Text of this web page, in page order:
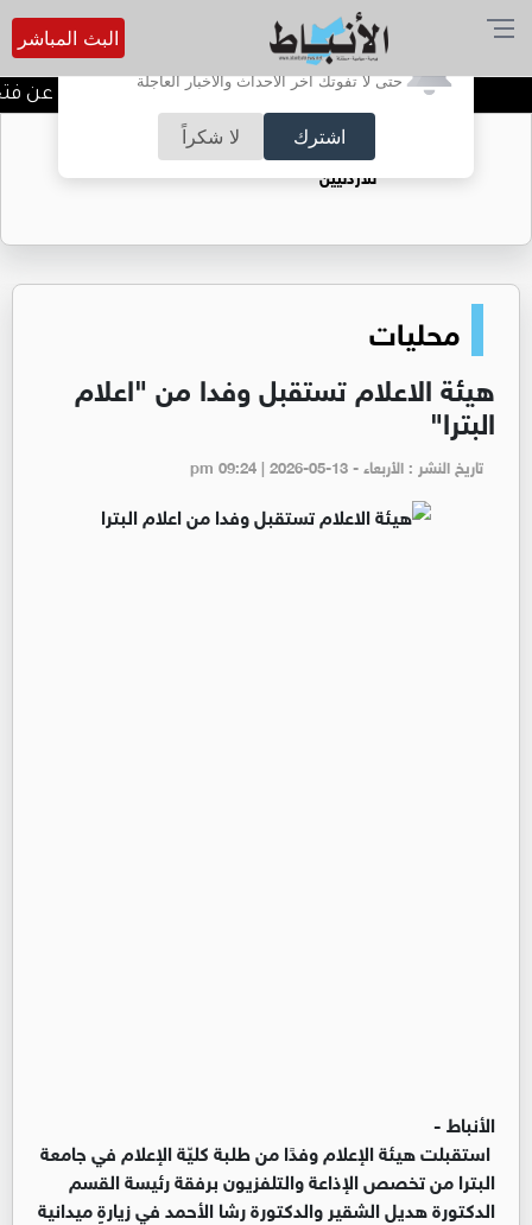
أترغب في تفعيل الإشعارات؟
حتى لا تفوتك آخر الأحداث والأخبار العاجلة
اشترك لا شكراً
البث المباشر
المستقلة للانتخاب تعلن عن فتح
حقل الريشة حين يتحول الغاز إلى فرص عمل
للأردنيين
محليات
هيئة الاعلام تستقبل وفدا من "اعلام
البترا"
تاريخ النشر : الأربعاء - pm 09:24 | 2026-05-13
الأنباط -
استقبلت هيئة الإعلام وفدًا من طلبة كليّة الإعلام في جامعة
البترا من تخصص الإذاعة والتلفزيون برفقة رئيسة القسم
الدكتورة هديل الشقير والدكتورة رشا الأحمد في زيارةٍ ميدانية